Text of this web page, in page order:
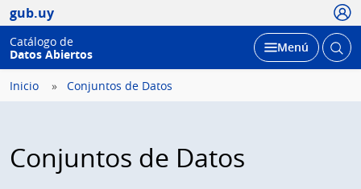
gub.uy
Catálogo de
Datos Abiertos
Desplegar
Menú Abrir
Inicio Conjuntos de Datos
Conjuntos de Datos